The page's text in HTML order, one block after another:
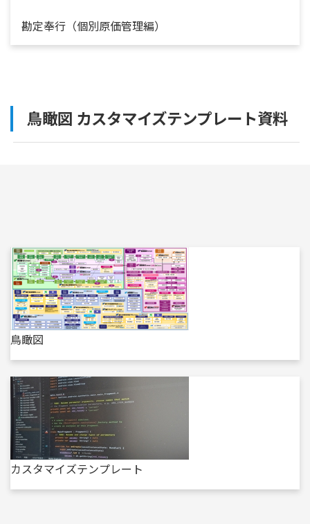
勘定奉行（個別原価管理編）
鳥瞰図 カスタマイズテンプレート資料
鳥瞰図
カスタマイズテンプレート